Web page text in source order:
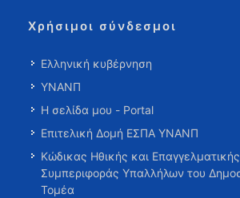
Χρήσιμοι σύνδεσμοι
Ελληνική κυβέρνηση
ΥΝΑΝΠ
Η σελίδα μου - Portal
Επιτελική Δομή ΕΣΠΑ ΥΝΑΝΠ
Κώδικας Ηθικής και Επαγγελματικής
Συμπεριφοράς Υπαλλήλων του
Τομέα